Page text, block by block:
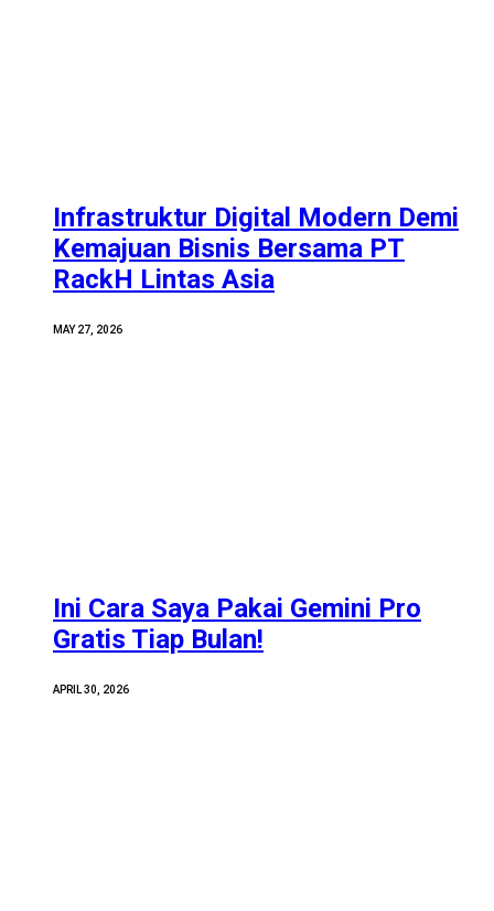
Infrastruktur Digital Modern Demi
Kemajuan Bisnis Bersama PT
RackH Lintas Asia
MAY 27, 2026
Ini Cara Saya Pakai Gemini Pro
Gratis Tiap Bulan!
APRIL 30, 2026